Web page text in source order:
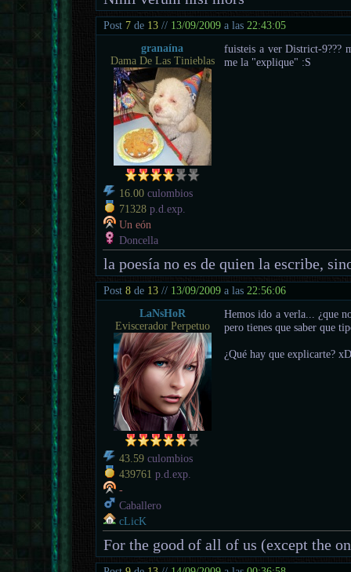
Post 7 de 13 // 13/09/2009 a las22:43:05
granaína
Dama De Las Tinieblas
16.00 culombios
71328 p.d.exp.
Un eón
Doncella
fuisteis a ver District-9???
me la "explique" :S
la poesía no es de quien la escribe,
Post8 de 13 // 13/09/2009 a las22:56:06
LaNsHoR
Eviscerador Perpetuo
43.59 culombios
439761 p.d.exp.
-
Caballero
cLicK
Hemos ido a verla... ¿que
pero tienes que saber que
¿Qué hay que explicarte?
For the good of all of us (except the